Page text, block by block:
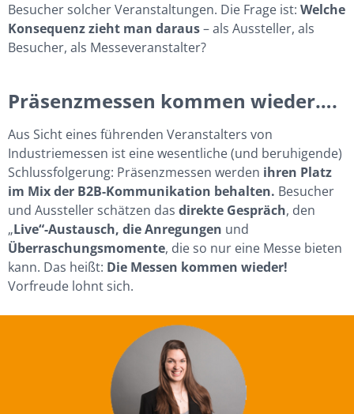
Besucher solcher Veranstaltungen. Die Frage ist: Welche
Konsequenz zieht man daraus– als Aussteller, als
Besucher, als Messeveranstalter?
Präsenzmessen kommen wieder….
Aus Sicht eines führenden Veranstalters von
Industriemessen ist eine wesentliche (und beruhigende)
Schlussfolgerung: Präsenzmessen werden ihren Platz
im Mix der B2B-Kommunikation behalten. Besucher
und Aussteller schätzen das direkte Gespräch, den
„Live“-Austausch, die Anregungen und
Überraschungsmomente, die so nur eine Messe bieten
kann. Das heißt: Die Messen kommen wieder!
Vorfreude lohnt sich.